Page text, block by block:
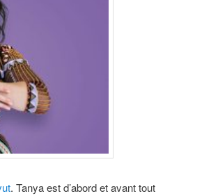
. Tanya est d’abord et avant tout